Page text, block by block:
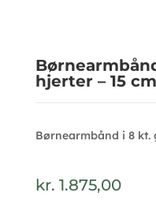
hjerter – 15 cm
Børnearmbånd i 8 kt.
kr. 1.875,00